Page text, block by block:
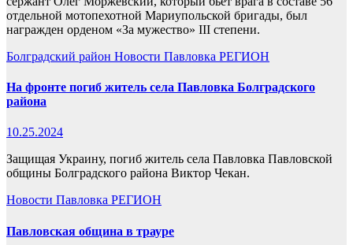
отдельной мотопехотной Мариупольской бригады, был
награжден орденом «За мужество» III степени.
Болградский район Новости Павловка РЕГИОН
На фронте погиб житель села Павловка Болградского
района
10.25.2024
Защищая Украину, погиб житель села Павловка Павловской
общины Болградского района Виктор Чекан.
Новости Павловка РЕГИОН
Павловская община в трауре